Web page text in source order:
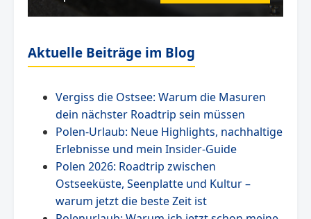
Aktuelle Beiträge im Blog
Vergiss die Ostsee: Warum die Masuren
dein nächster Roadtrip sein müssen
Polen-Urlaub: Neue Highlights, nachhaltige
Erlebnisse und mein Insider-Guide
Polen 2026: Roadtrip zwischen
Ostseeküste, Seenplatte und Kultur –
warum jetzt die beste Zeit ist